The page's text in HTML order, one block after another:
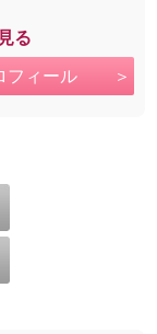
る
フィール